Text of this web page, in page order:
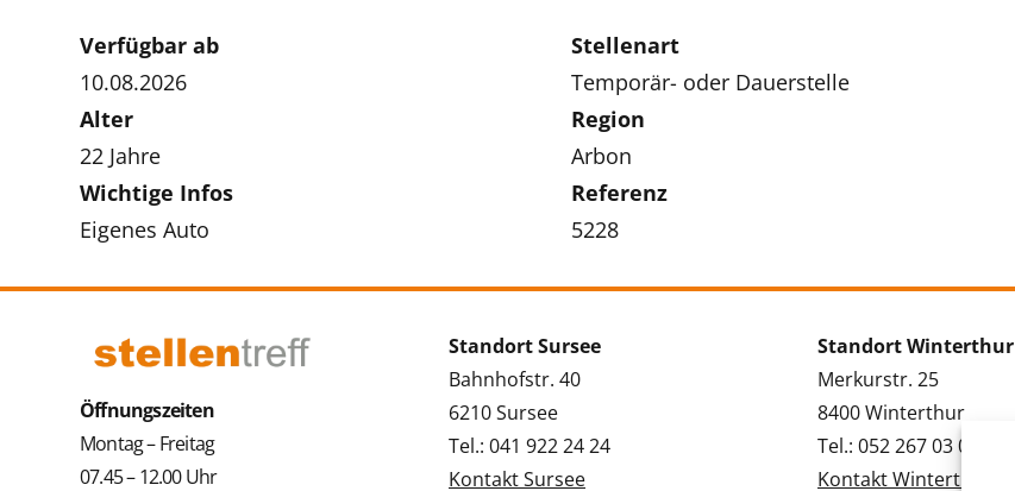
Verfügbar ab
10.08.2026
Stellenart
Temporär- oder Dauerstelle
Alter
22 Jahre
Region
Arbon
Wichtige Infos
Eigenes Auto
Referenz
5228
Öffnungszeiten
Montag – Freitag
07.45 – 12.00 Uhr
Standort Sursee
Bahnhofstr. 40
6210 Sursee
Tel.: 041 922 24 24
Kontakt Sursee
Standort Winterthur
Merkurstr. 25
8400 Winterthur
Tel.: 052 267 03 03
Kontakt Winterthur